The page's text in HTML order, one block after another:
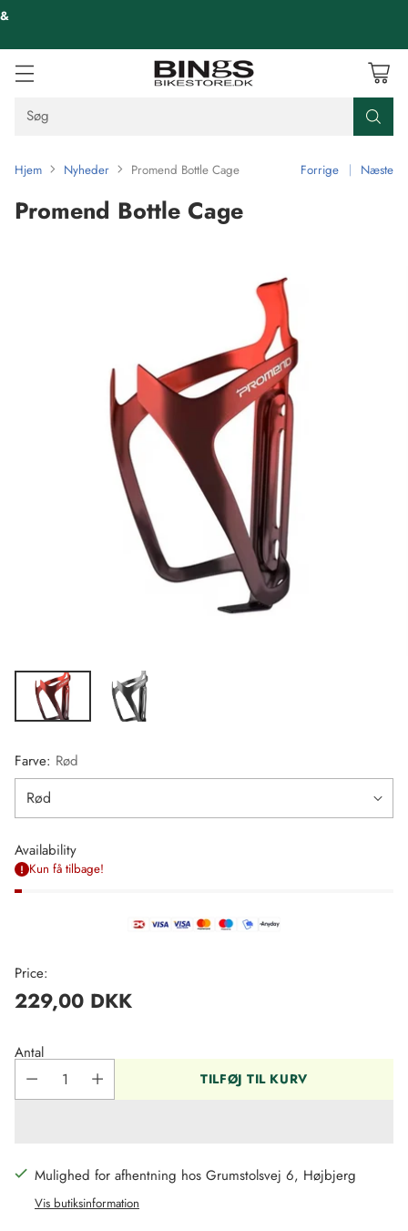
Søg
Hjem Nyheder Promend Bottle Cage Forrige Næste
Promend Bottle Cage
Farve: Rød
Availability
Kun få tilbage!
Price:
Regulær
pris
229,00 DKK
Antal
TILFØJ TIL KURV
Mulighed for afhentning hos Grumstolsvej 6, Højbjerg
Vis butiksinformation